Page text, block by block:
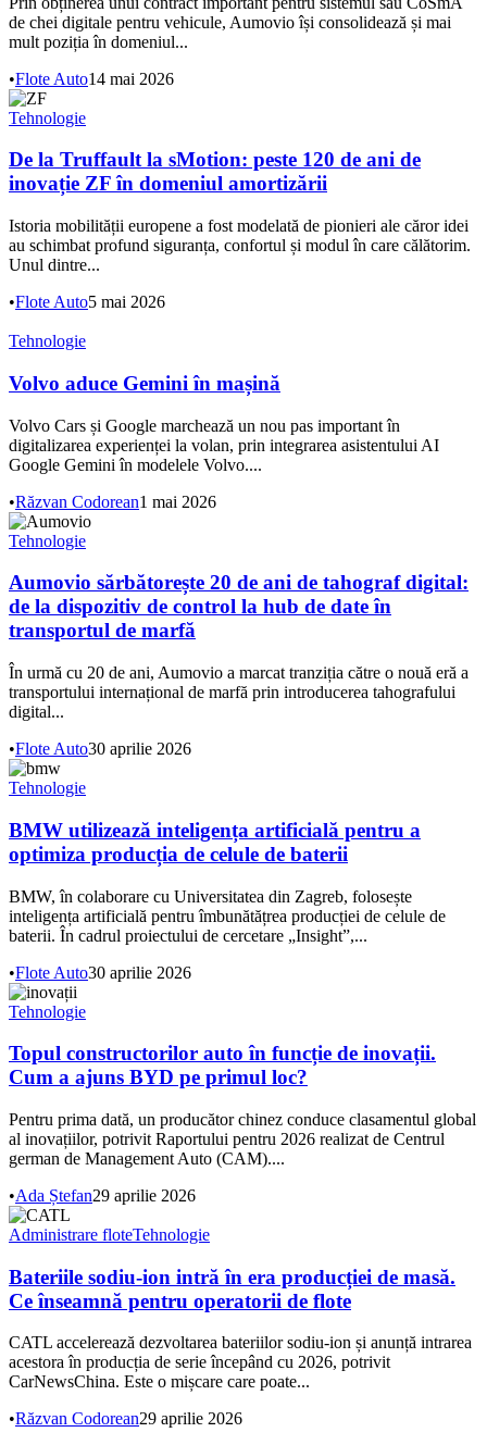
de chei digitale pentru vehicule, Aumovio își consolidează și mai
mult poziția în domeniul...
•Flote Auto14 mai 2026
Tehnologie
De la Truffault la sMotion: peste 120 de ani de
inovație ZF în domeniul amortizării
Istoria mobilității europene a fost modelată de pionieri ale căror idei
au schimbat profund siguranța, confortul și modul în care călătorim.
Unul dintre...
•Flote Auto5 mai 2026
Tehnologie
Volvo aduce Gemini în mașină
Volvo Cars și Google marchează un nou pas important în
digitalizarea experienței la volan, prin integrarea asistentului AI
Google Gemini în modelele Volvo....
•Răzvan Codorean1 mai 2026
Tehnologie
Aumovio sărbătorește 20 de ani de tahograf digital:
de la dispozitiv de control la hub de date în
transportul de marfă
În urmă cu 20 de ani, Aumovio a marcat tranziția către o nouă eră a
transportului internațional de marfă prin introducerea tahografului
digital...
•Flote Auto30 aprilie 2026
Tehnologie
BMW utilizează inteligența artificială pentru a
optimiza producția de celule de baterii
BMW, în colaborare cu Universitatea din Zagreb, folosește
inteligența artificială pentru îmbunătățrea producției de celule de
baterii. În cadrul proiectului de cercetare „Insight”,...
•Flote Auto30 aprilie 2026
Tehnologie
Topul constructorilor auto în funcție de inovații.
Cum a ajuns BYD pe primul loc?
Pentru prima dată, un producător chinez conduce clasamentul global
al inovațiilor, potrivit Raportului pentru 2026 realizat de Centrul
german de Management Auto (CAM)....
•Ada Ștefan29 aprilie 2026
Administrare floteTehnologie
Bateriile sodiu-ion intră în era producției de masă.
Ce înseamnă pentru operatorii de flote
CATL accelerează dezvoltarea bateriilor sodiu-ion și anunță intrarea
acestora în producția de serie începând cu 2026, potrivit
CarNewsChina. Este o mișcare care poate...
•Răzvan Codorean29 aprilie 2026